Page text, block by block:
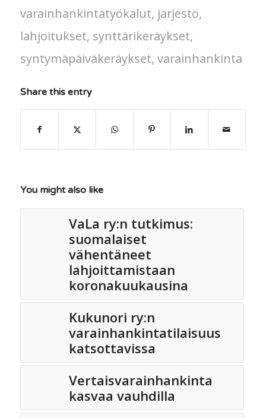
varainhankintatyökalut, järjestö,
lahjoitukset, synttärikeräykset,
syntymäpäiväkeräykset, varainhankinta
Share this entry
You might also like
VaLa ry:n tutkimus:
suomalaiset
vähentäneet
lahjoittamistaan
koronakuukausina
Kukunori ry:n
varainhankintatilaisuus
katsottavissa
Vertaisvarainhankinta
kasvaa vauhdilla